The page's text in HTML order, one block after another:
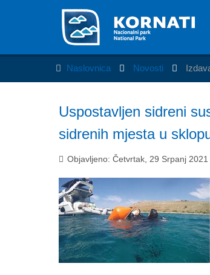
Naslovnica Novosti
Uspostavljen sidreni
sidrenih mjesta u
Objavljeno: Četvrtak, 29 Srpanj 2021